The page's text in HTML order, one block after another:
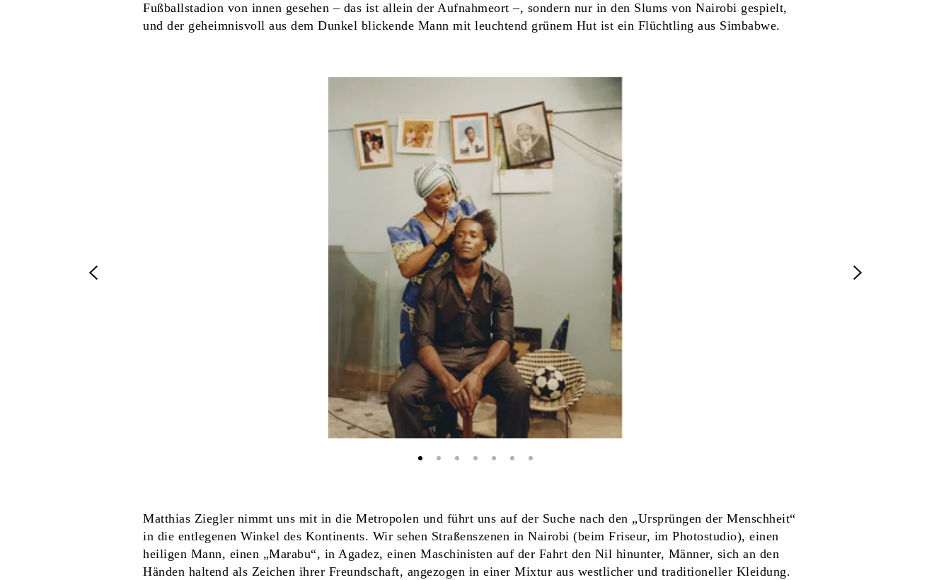
Fußballstadion von innen gesehen – das ist allein der Aufnahmeort –, sondern nur in den Slums von Nairobi gespielt,
und der geheimnisvoll aus dem Dunkel blickende Mann mit leuchtend grünem Hut ist ein Flüchtling aus Simbabwe.
Matthias Ziegler nimmt uns mit in die Metropolen und führt uns auf der Suche nach den „Ursprüngen der Menschheit“
in die entlegenen Winkel des Kontinents. Wir sehen Straßenszenen in Nairobi (beim Friseur, im Photostudio), einen
heiligen Mann, einen „Marabu“, in Agadez, einen Maschinisten auf der Fahrt den Nil hinunter, Männer, sich an den
Händen haltend als Zeichen ihrer Freundschaft, angezogen in einer Mixtur aus westlicher und traditioneller Kleidung.